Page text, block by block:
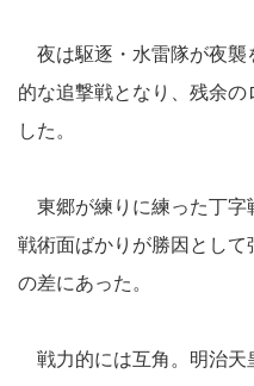
夜は駆逐・水雷隊が夜襲
的な追撃戦となり、残余
した。
東郷が練りに練った丁字
戦術面ばかりが勝因とし
の差にあった。
戦力的には互角。明治天